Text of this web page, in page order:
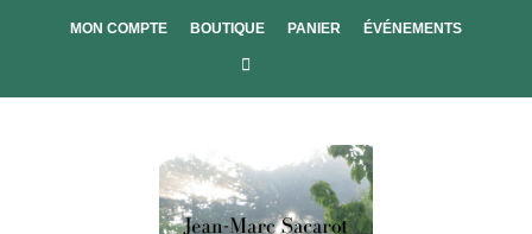
MON COMPTE BOUTIQUE PANIER ÉVÉNEMENTS